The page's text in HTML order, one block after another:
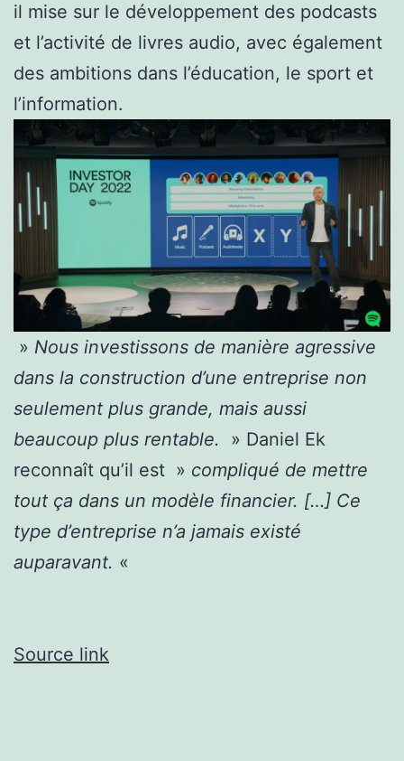
il mise sur le développement des podcasts
et l’activité de livres audio, avec également
des ambitions dans l’éducation, le sport et
l’information.
» Nous investissons de manière agressive
dans la construction d’une entreprise non
seulement plus grande, mais aussi
beaucoup plus rentable. » Daniel Ek
reconnaît qu’il est » compliqué de mettre
tout ça dans un modèle financier. […] Ce
type d’entreprise n’a jamais existé
auparavant. «
Source link